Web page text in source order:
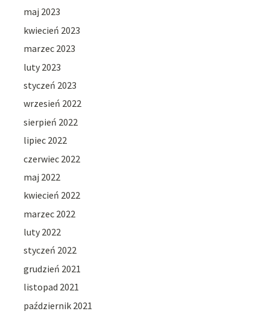
maj 2023
kwiecień 2023
marzec 2023
luty 2023
styczeń 2023
wrzesień 2022
sierpień 2022
lipiec 2022
czerwiec 2022
maj 2022
kwiecień 2022
marzec 2022
luty 2022
styczeń 2022
grudzień 2021
listopad 2021
październik 2021